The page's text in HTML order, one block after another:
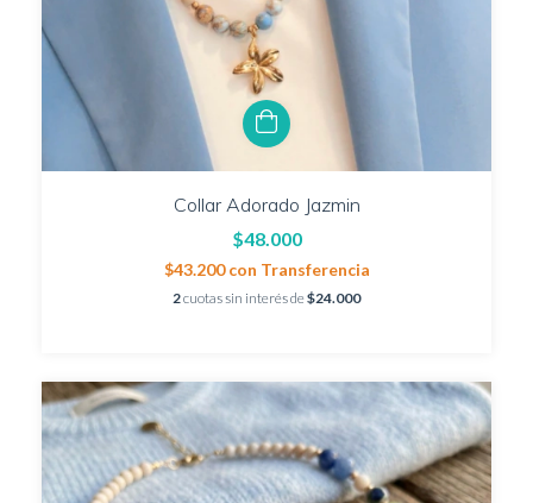
Collar Adorado Jazmin
$48.000
$43.200con Transferencia
2cuotas sin interés de$24.000